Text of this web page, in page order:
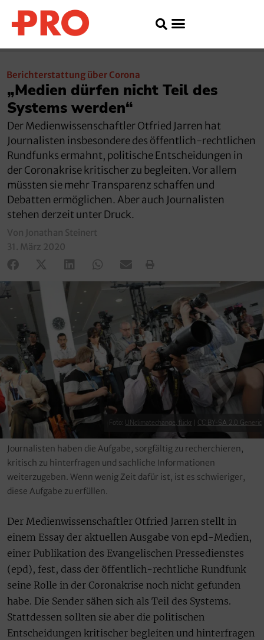
Berichterstattung über Corona
„Medien dürfen nicht Teil des
Systems werden“
Der Medienwissenschaftler Otfried Jarren hat
Journalisten insbesondere des öffentlich-rechtlichen
Rundfunks ermahnt, politische Entscheidungen in
der Coronakrise kritischer zu begleiten. Vor allem
müssten sie mehr Transparenz schaffen und
Debatten ermöglichen. Aber auch Journalisten
stehen derzeit unter Druck.
Von Jonathan Steinert
31. März 2020
Foto: UNclimatechange, flickr CC BY-SA 2.0 Generic
Journalisten haben die Aufgabe, sorgfältig zu recherchieren,
kritisch zu hinterfragen und sachliche Informationen
weiterzugeben. Wenn wenig Zeit dafür ist, ist es schwieriger,
diese Aufgabe zu erfüllen.
Der Medienwissenschaftler Otfried Jarren stellt in
einem Essay der aktuellen Ausgabe von epd-Medien,
einer Publikation des Evangelischen Pressedienstes
(epd), fest, dass der öffentlich-rechtliche Rundfunk
seine Rolle in der Coronakrise noch nicht gefunden
habe. Die Sender sähen sich als Teil des Systems.
Stattdessen sollten sie aber die politischen
Entscheidungen kritischer begleiten und hinterfragen